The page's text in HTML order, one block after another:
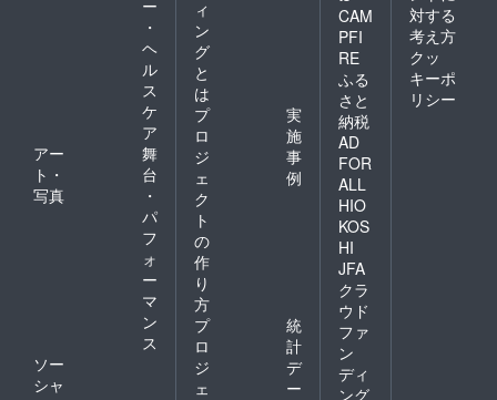
ー
・
ヘ
ル
ス
ケ
ア
アー
ト・
写真
舞
台
・
パ
フ
ォ
ー
マ
ン
ス
ソー
シャ
ィ
ン
グ
と
は
プ
ロ
ジ
ェ
ク
ト
の
作
り
方
実
施
事
例
プ
ロ
ジ
ェ
統
計
デ
ー
CAM
PFI
RE
ふる
さと
納税
AD
FOR
ALL
HIO
KOS
HI
JFA
クラ
ウド
ファ
ン
ディ
ング
対する
考え方
クッ
キーポ
リシー